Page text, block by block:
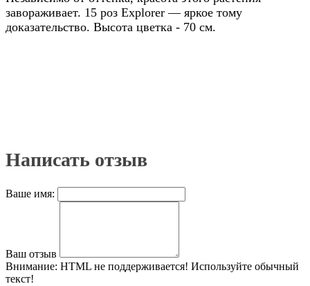
завораживает. 15 роз Explorer — яркое тому
доказательство. Высота цветка - 70 см.
Написать отзыв
Ваше имя:
Ваш отзыв
Внимание: HTML не поддерживается! Используйте обычный
текст!